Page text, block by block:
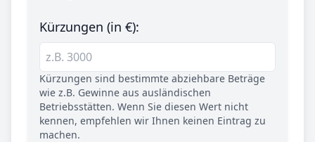
Kürzungen (in €):
Kürzungen sind bestimmte abziehbare Beträge
wie z.B. Gewinne aus ausländischen
Betriebsstätten. Wenn Sie diesen Wert nicht
kennen, empfehlen wir Ihnen keinen Eintrag zu
machen.